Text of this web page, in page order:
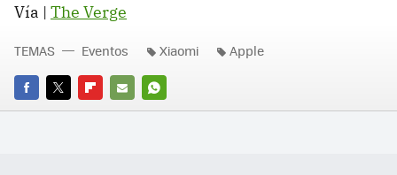
Vía | The Verge
FACEBOOK
TWITTERFLIPBOARD
E-
WHATSAPP
TEMAS Eventos Xiaomi Apple